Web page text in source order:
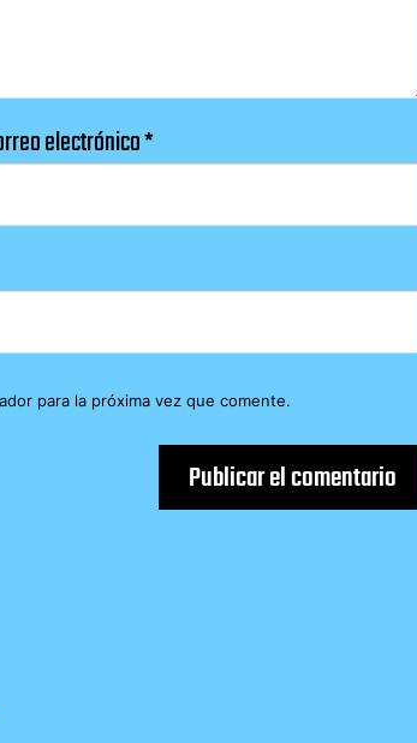
electrónico*
para la próxima vez que comente.